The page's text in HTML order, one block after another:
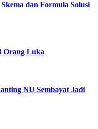
dan Formula Solusi
Orang Luka
NU Sembayat Jadi